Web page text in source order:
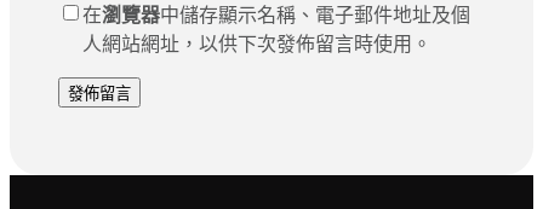
在瀏覽器中儲存顯示名稱、電子郵件地址及個
人網站網址，以供下次發佈留言時使用。